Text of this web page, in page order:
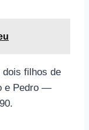
dois filhos de
e Pedro —